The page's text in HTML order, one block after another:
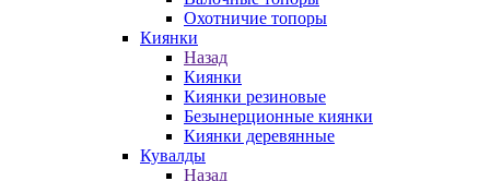
Охотничие топоры
Киянки
Назад
Киянки
Киянки резиновые
Безынерционные киянки
Киянки деревянные
Кувалды
Назад